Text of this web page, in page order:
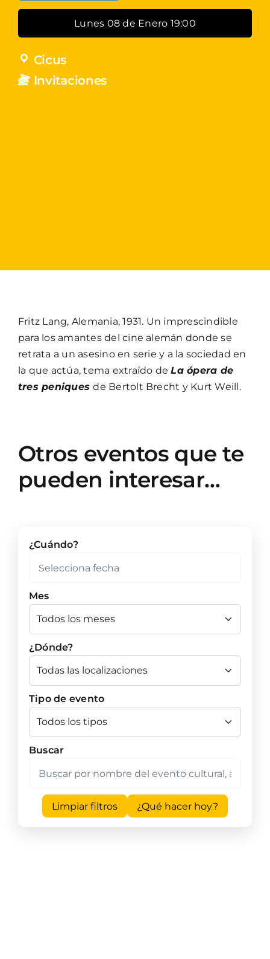
Lunes 08 de Enero 19:00
Cicus
Invitaciones
Fritz Lang, Alemania, 1931. Un imprescindible
para los amantes del cine alemán donde se
retrata a un asesino en serie y a la sociedad en
la que actúa, tema extraído deLa ópera de
tres peniques de Bertolt Brecht y Kurt Weill.
Otros eventos que te
pueden interesar…
¿Cuándo?
Mes
¿Dónde?
Tipo de evento
Buscar
Limpiar filtros ¿Qué hacer hoy?